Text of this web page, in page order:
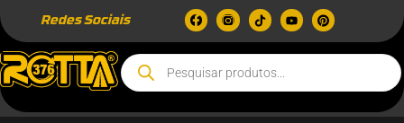
Redes Sociais